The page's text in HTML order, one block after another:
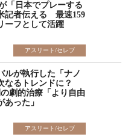
「日本でプレーする
記者伝える 最速159
フとして活躍
アスリート/セレブ
ルが執行した「ナノ
なるトレンドに？
劇的治療「より自由
あった」
アスリート/セレブ